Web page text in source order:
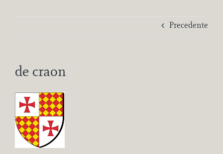
Precedente
de craon